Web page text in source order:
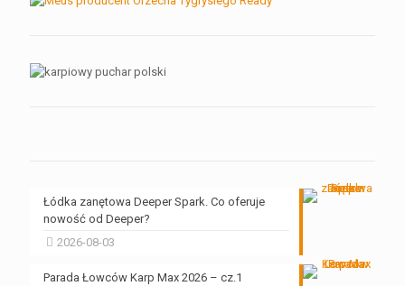
Łódka zanętowa Deeper Spark. Co oferuje
nowość od Deeper?
2026-08-03
Parada Łowców Karp Max 2026 – cz.1